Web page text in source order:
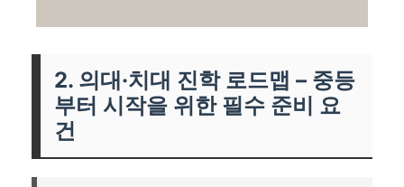
2. 의대·치대 진학 로드맵 – 중등
부터 시작을 위한 필수 준비 요
건